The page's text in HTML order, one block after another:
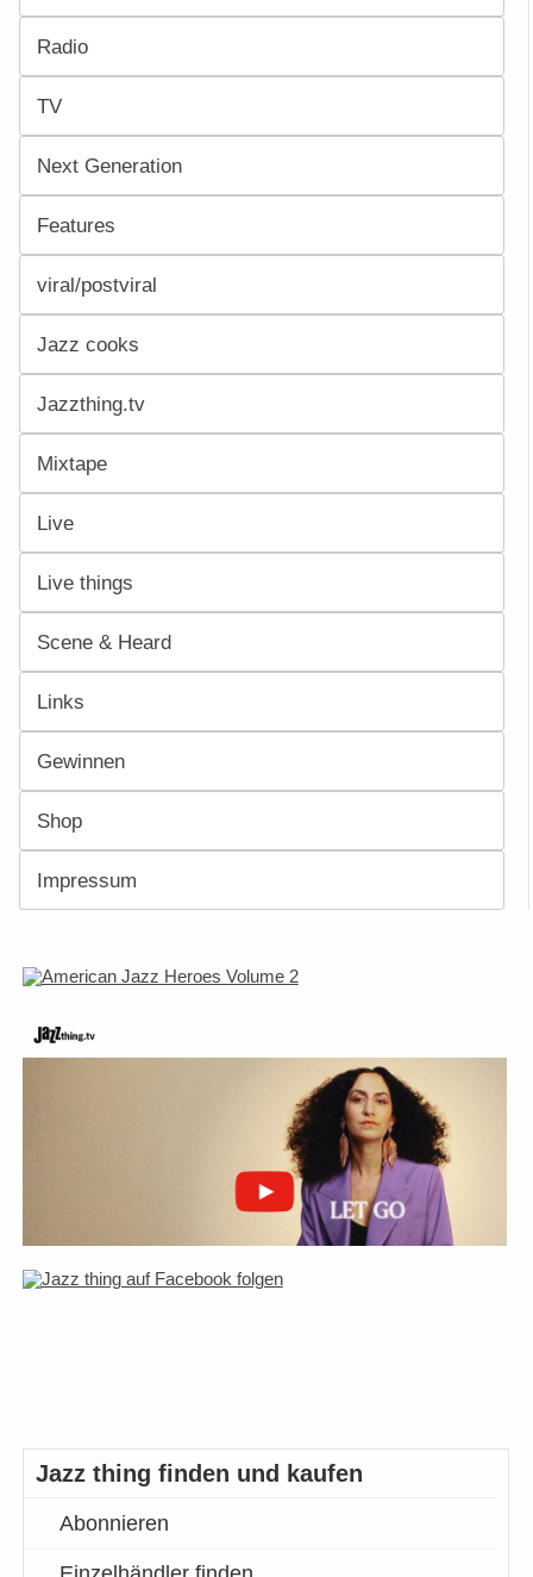
Radio
TV
Next Generation
Features
viral/postviral
Jazz cooks
Jazzthing.tv
Mixtape
Live
Live things
Scene & Heard
Links
Gewinnen
Shop
Impressum
Jazz thing finden und kaufen
Abonnieren